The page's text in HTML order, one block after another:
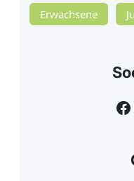
Erwachsene
Facebook